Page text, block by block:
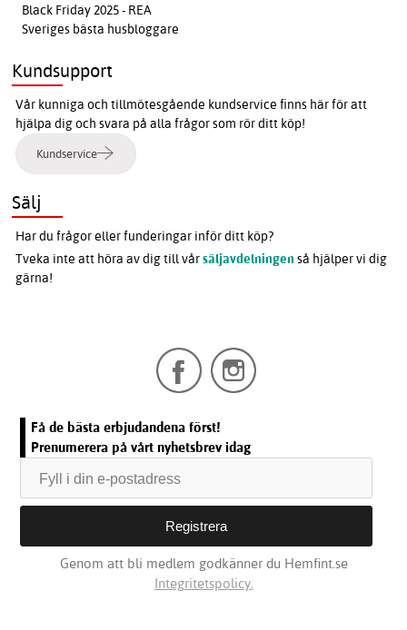
Black Friday 2025 - REA
Sveriges bästa husbloggare
Kundsupport
Vår kunniga och tillmötesgående kundservice finns här för att
hjälpa dig och svara på alla frågor som rör ditt köp!
Kundservice
Sälj
Har du frågor eller funderingar inför ditt köp?
Tveka inte att höra av dig till vårsäljavdelningen så hjälper vi dig
gärna!
Få de bästa erbjudandena först!
Prenumerera på vårt nyhetsbrev idag
Genom att bli medlem godkänner du Hemfint.se
Integritetspolicy.